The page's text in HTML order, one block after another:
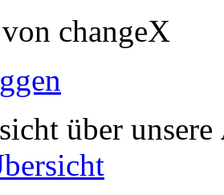
changeX
über unsere